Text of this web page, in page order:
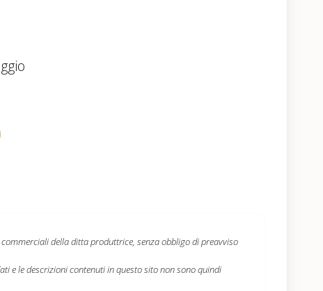
della ditta produttrice, senza obbligo di preavviso
e le descrizioni contenuti in questo sito non sono quindi